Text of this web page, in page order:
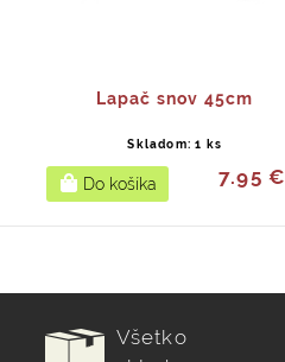
Lapač snov 45cm
Skladom: 1 ks
7.95 €
Všetko